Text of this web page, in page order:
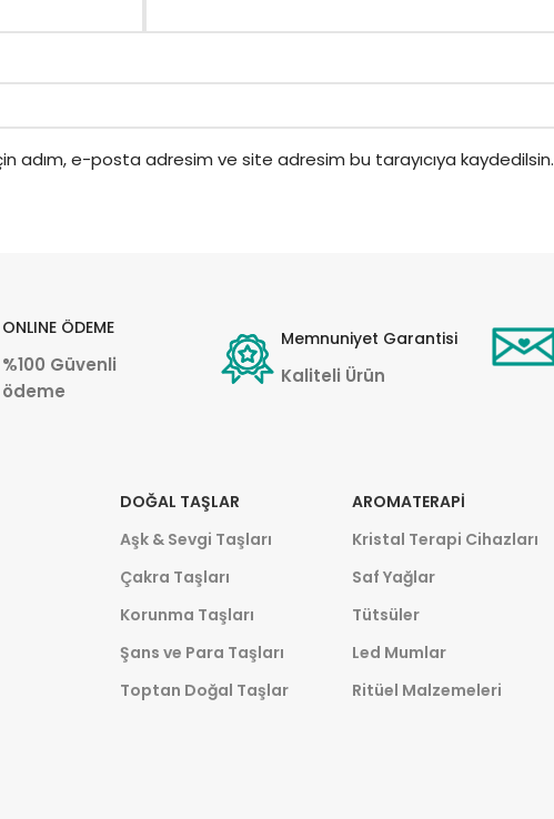
adım, e-posta adresim ve site adresim bu tarayıcıya kaydedilsin.
ONLINE ÖDEME
%100 Güvenli
ödeme
Memnuniyet Garantisi
Kaliteli Ürün
DOĞAL TAŞLAR
Aşk & Sevgi Taşları
Çakra Taşları
Korunma Taşları
Şans ve Para Taşları
Toptan Doğal Taşlar
AROMATERAPI
Kristal Terapi Cihazları
Saf Yağlar
Tütsüler
Led Mumlar
Ritüel Malzemeleri